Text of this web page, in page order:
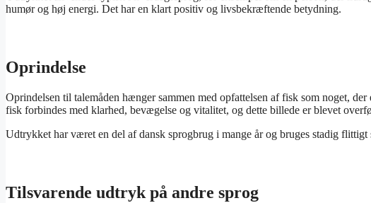
humør og høj energi. Det har en klart positiv og livsbekræftende betydning.
Oprindelse
Oprindelsen til talemåden hænger sammen med opfattelsen af fisk som noget,
fisk forbindes med klarhed, bevægelse og vitalitet, og dette billede er blevet
Udtrykket har været en del af dansk sprogbrug i mange år og bruges stadig
Tilsvarende udtryk på andre sprog